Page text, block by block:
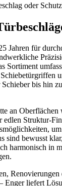
oder
Jahren für
Sortiment
bis hin
an Oberflächen
edlen Struktur-
sind bewusst
harmonisch in
Enger liefert